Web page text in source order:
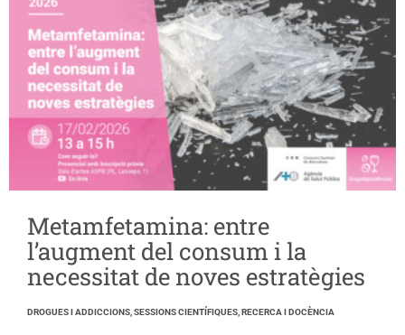
Metamfetamina: entre
l’augment del consum i la
necessitat de noves estratègies
DROGUES I ADDICCIONS, SESSIONS CIENTÍFIQUES, RECERCA I DOCÈNCIA